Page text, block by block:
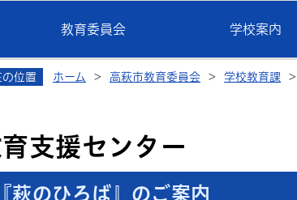
教育委員会 学校案内
の位置 ホーム > 高萩市教育委員会 > 学校教育課 >
支援センター
『萩のひろば』のご案内